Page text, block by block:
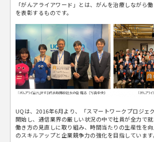
「がんアライアワード」とは、がんを治療しながら
を表彰するものです。
UQは、2016年6月より、「スマートワークプロジェ
開始し、通信業界の厳しい状況の中で社員が全力で
働き方の見直しに取り組み、時間当たりの生産性を
のスキルアップと企業競争力の強化を目指しています